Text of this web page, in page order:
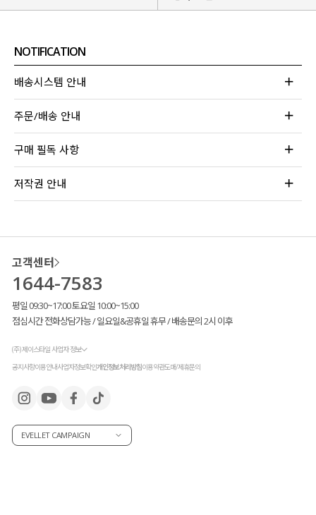
NOTIFICATION
배송시스템 안내
주문/배송 안내
구매 필독 사항
저작권 안내
고객센터
1644-7583
평일 09:30~17:00 토요일 10:00~15:00
점심시간 전화상담가능 / 일요일&공휴일 휴무 / 배송문의 2시 이후
(주) 제이스타일 사업자 정보
공지사항이용안내사업자정보확인개인정보처리방침이용약관도매/제휴문의
EVELLET CAMPAIGN